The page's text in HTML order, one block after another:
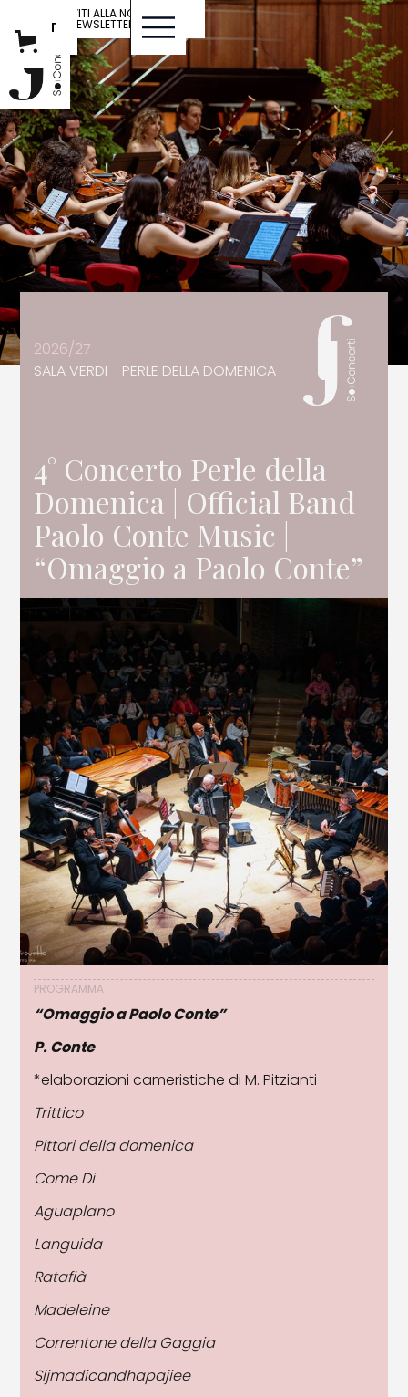
ENG
IT
ISCRIVITI ALLA NOSTRA
NEWSLETTER
2026/27
SALA VERDI - PERLE DELLA DOMENICA
4° Concerto Perle della
Domenica | Official Band
Paolo Conte Music |
“Omaggio a Paolo Conte”
PROGRAMMA
“Omaggio a Paolo Conte”
P. Conte
*elaborazioni cameristiche di M. Pitzianti
Trittico
Pittori della domenica
Come Di
Aguaplano
Languida
Ratafià
Madeleine
Correntone della Gaggia
Sijmadicandhapajiee